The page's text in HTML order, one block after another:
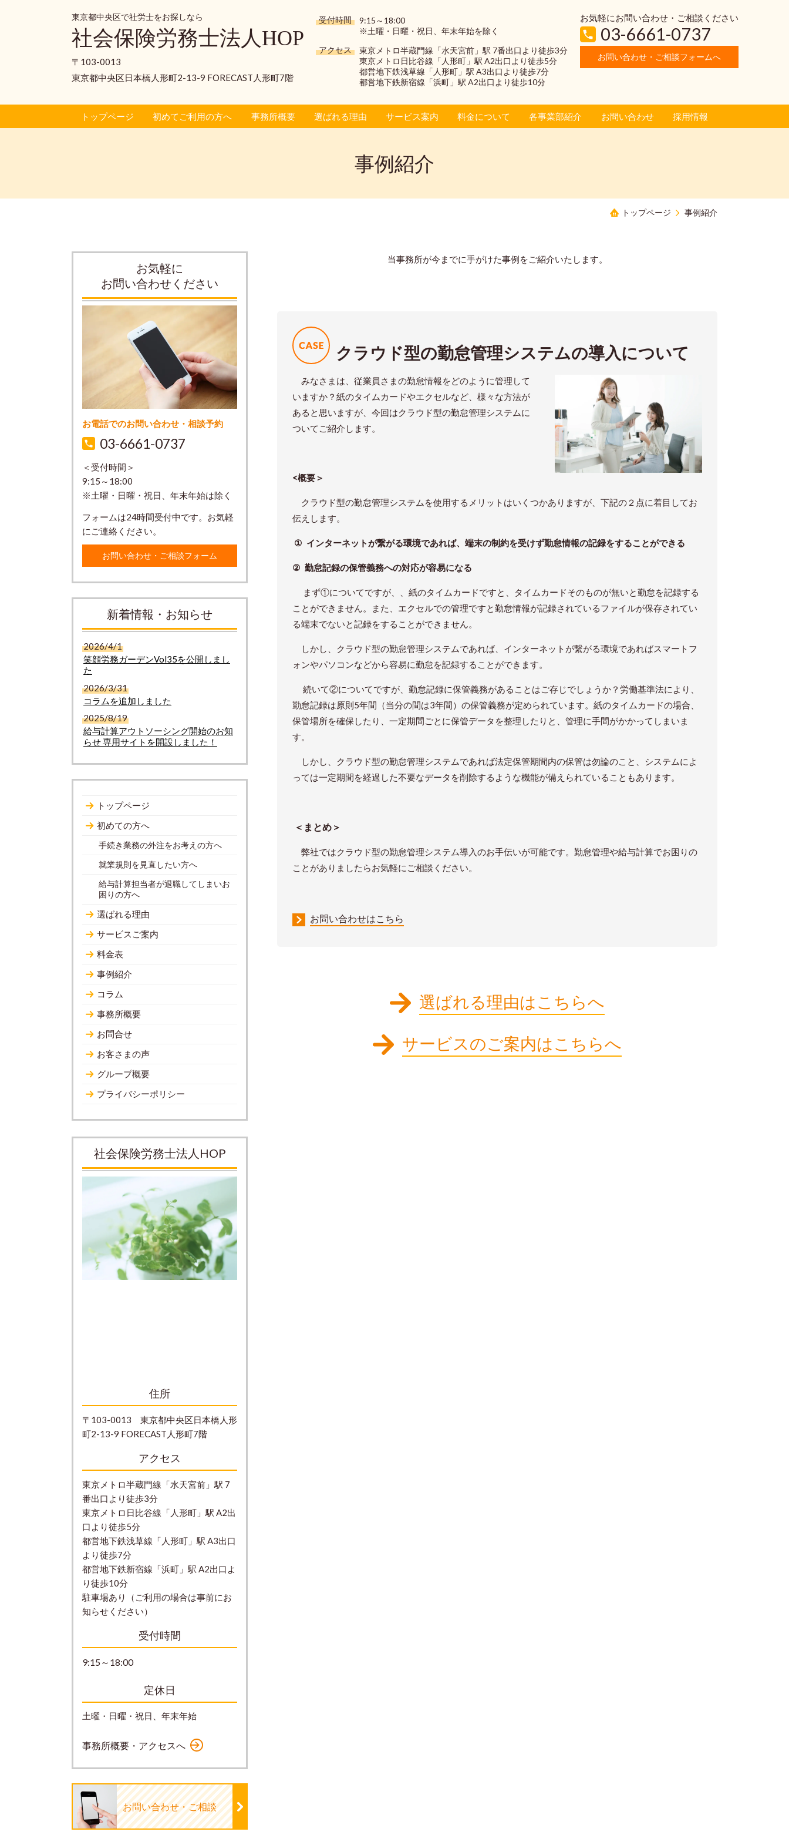
東京都中央区で社労士をお探しなら
社会保険労務士法人HOP
〒103-0013
東京都中央区日本橋人形町2-13-9 FORECAST人形町7階
受付時間
9:15～18:00
※土曜・日曜・祝日、年末年始を除く
アクセス
東京メトロ半蔵門線「水天宮前」駅 7番出口より徒歩3分
東京メトロ日比谷線「人形町」駅 A2出口より徒歩5分
都営地下鉄浅草線「人形町」駅 A3出口より徒歩7分
都営地下鉄新宿線「浜町」駅 A2出口より徒歩10分
お気軽にお問い合わせ・ご相談ください
03-6661-0737
お問い合わせ・ご相談フォームへ
トップページ 初めてご利用の方へ 事務所概要 選ばれる理由 サービス案内 料金について 各事業部紹介 お問い合わせ 採用情報
事例紹介
トップページ 事例紹介
当事務所が今までに手がけた事例をご紹介いたします。
クラウド型の勤怠管理システムの導入について
みなさまは、従業員さまの勤怠情報をどのように管理して
いますか？紙のタイムカードやエクセルなど、様々な方法が
あると思いますが、今回はクラウド型の勤怠管理システムに
ついてご紹介します。
<概要＞
クラウド型の勤怠管理システムを使用するメリットはいくつかありますが、下記の２点に着目してお
伝えします。
① インターネットが繋がる環境であれば、端末の制約を受けず勤怠情報の記録をすることができる
② 勤怠記録の保管義務への対応が容易になる
まず①についてですが、、紙のタイムカードですと、タイムカードそのものが無いと勤怠を記録する
ことができません。また、エクセルでの管理ですと勤怠情報が記録されているファイルが保存されてい
る端末でないと記録をすることができません。
しかし、クラウド型の勤怠管理システムであれば、インターネットが繋がる環境であればスマートフ
ォンやパソコンなどから容易に勤怠を記録することができます。
続いて②についてですが、勤怠記録に保管義務があることはご存じでしょうか？労働基準法により、
勤怠記録は原則5年間（当分の間は3年間）の保管義務が定められています。紙のタイムカードの場合、
保管場所を確保したり、一定期間ごとに保管データを整理したりと、管理に手間がかかってしまいま
す。
しかし、クラウド型の勤怠管理システムであれば法定保管期間内の保管は勿論のこと、システムによ
っては一定期間を経過した不要なデータを削除するような機能が備えられていることもあります。
＜まとめ＞
弊社ではクラウド型の勤怠管理システム導入のお手伝いが可能です。勤怠管理や給与計算でお困りの
ことがありましたらお気軽にご相談ください。
お問い合わせはこちら
選ばれる理由はこちらへ
サービスのご案内はこちらへ
お気軽に
お問い合わせください
お電話でのお問い合わせ・相談予約
03-6661-0737
＜受付時間＞
9:15～18:00
※土曜・日曜・祝日、年末年始は除く
フォームは24時間受付中です。お気軽
にご連絡ください。
お問い合わせ・ご相談フォーム
新着情報・お知らせ
2026/4/1
笑顔労務ガーデンVol35を公開しまし
た
2026/3/31
コラムを追加しました
2025/8/19
給与計算アウトソーシング開始のお知
らせ 専用サイトを開設しました！
トップページ
初めての方へ
手続き業務の外注をお考えの方へ
就業規則を見直したい方へ
給与計算担当者が退職してしまいお
困りの方へ
選ばれる理由
サービスご案内
料金表
事例紹介
コラム
事務所概要
お問合せ
お客さまの声
グループ概要
プライバシーポリシー
社会保険労務士法人HOP
住所
〒103-0013 東京都中央区日本橋人形
町2-13-9 FORECAST人形町7階
アクセス
東京メトロ半蔵門線「水天宮前」駅 7
番出口より徒歩3分
東京メトロ日比谷線「人形町」駅 A2出
口より徒歩5分
都営地下鉄浅草線「人形町」駅 A3出口
より徒歩7分
都営地下鉄新宿線「浜町」駅 A2出口よ
り徒歩10分
駐車場あり（ご利用の場合は事前にお
知らせください）
受付時間
9:15～18:00
定休日
土曜・日曜・祝日、年末年始
事務所概要・アクセスへ
お問い合わせ・ご相談